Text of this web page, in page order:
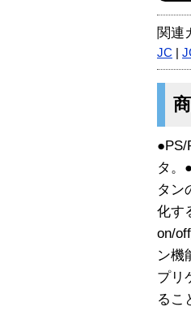
関連
JC
●PS/
タ。
タン
化す
on/
ン機
プリ
るこ